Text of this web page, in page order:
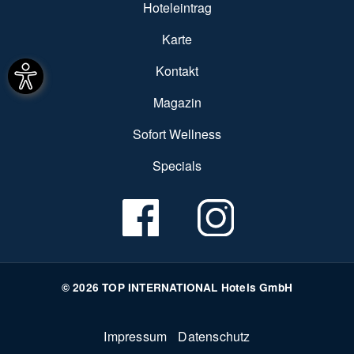
Hoteleintrag
Karte
Kontakt
Magazin
Sofort Wellness
Specials
© 2026 TOP INTERNATIONAL Hotels GmbH
FußzeileImpressum Datenschutz